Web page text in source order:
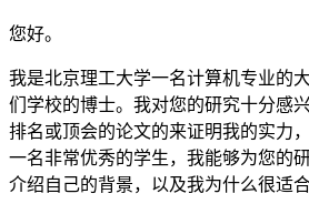
您好。
我是北京理工大学一名计算机专业的
们学校的博士。我对您的研究十分感
排名或顶会的论文的来证明我的实力
一名非常优秀的学生，我能够为您的
介绍自己的背景，以及我为什么很适